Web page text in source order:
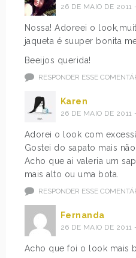
26 DE MAIO DE 2011
Nossa! Adoreei o
jaqueta é suuper bonita
Beeijos querida!
RESPONDER ESSE
Karen
26 DE MAIO DE 2011
Adorei o look com
Gostei do sapato mais
Acho que ai valeria um
mais alto ou uma bota.
RESPONDER ESSE
Fernanda
26 DE MAIO DE 2011
Acho que foi o look mais